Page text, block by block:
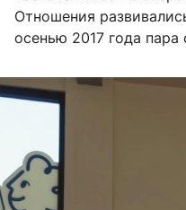
Отношения
осенью 2017 года пара